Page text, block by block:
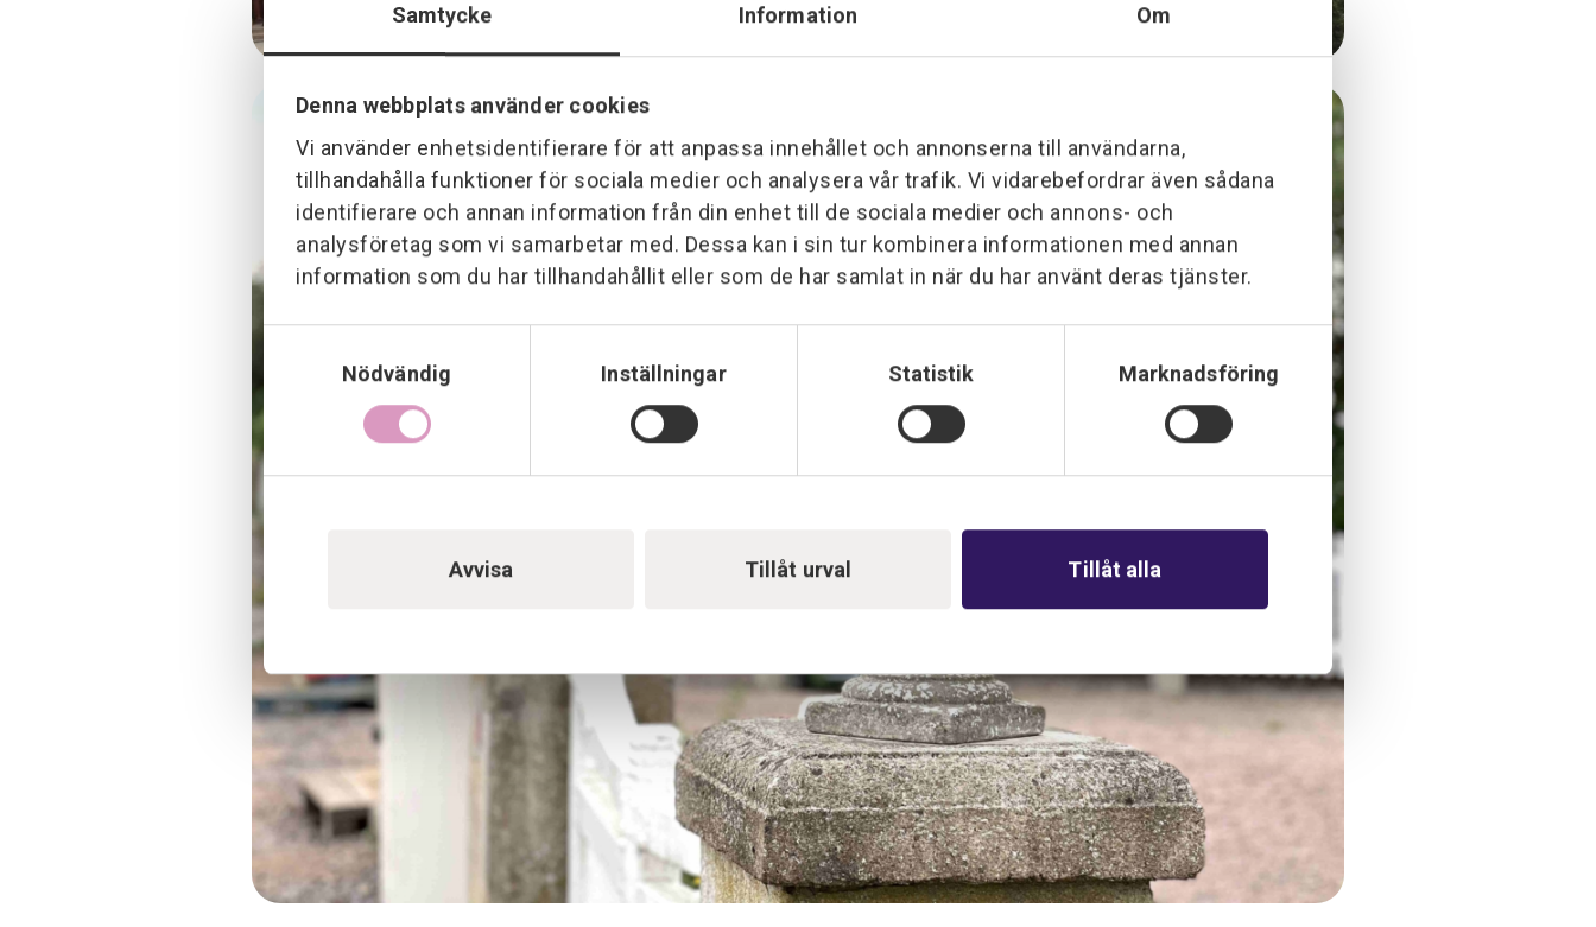
Samtycke Information Om
Denna webbplats använder cookies
Vi använder enhetsidentifierare för att anpassa innehållet och annonserna till användarna,
tillhandahålla funktioner för sociala medier och analysera vår trafik. Vi vidarebefordrar även sådana
identifierare och annan information från din enhet till de sociala medier och annons- och
analysföretag som vi samarbetar med. Dessa kan i sin tur kombinera informationen med annan
information som du har tillhandahållit eller som de har samlat in när du har använt deras tjänster.
Nödvändig
Inställningar Statistik Marknadsföring
Avvisa Tillåt urval Tillåt alla